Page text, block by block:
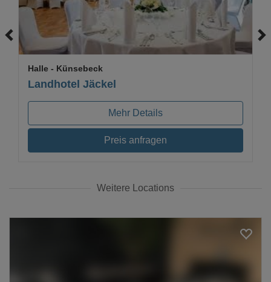
Landhotel Jäckel
Halle - Künsebeck
Mehr Details
Preis anfragen
Weitere Locations